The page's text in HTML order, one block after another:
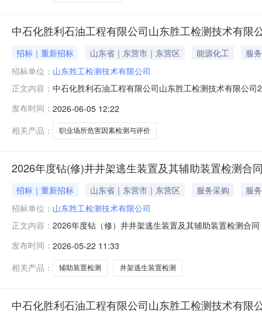
中石化胜利石油工程有限公司山东胜工检测技术有
招标｜重新招标 山东省｜东营市｜东营区 能源化工
服务
招标单位： 山东胜工检测技术有限公司
正文内容： 中石化胜利石油工程有限公司山东胜工检测技术有限公
（https://sinoesp.com.cn:7781/cms/index.htm），使用
场所危害因素检测与评价项目已通过
发布时间： 2026-06-05 12:22
相关产品：
职业场所危害因素检测与评价
2026年度钻(修)井井架逃生装置及其辅助装置检测合
招标｜重新招标 山东省｜东营市｜东营区 服务采购
服务
招标单位： 山东胜工检测技术有限公司
正文内容： 2026年度钻（修）井井架逃生装置及其辅助装置检测合
数字证书加密制作投标文件并投标。一、招标条件本（
发布时间： 2026-05-22 11:33
相关产品：
辅助装置检测 井架逃生装置检测
中石化胜利石油工程有限公司山东胜工检测技术有